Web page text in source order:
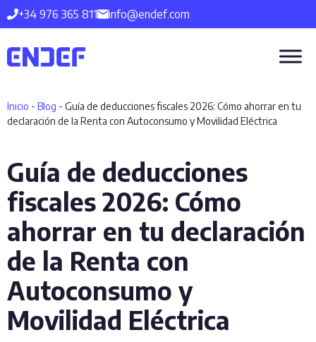
Saltar
al
contenido
+34 976 365 811 info@endef.com
Inicio - Blog - Guía de deducciones fiscales 2026: Cómo ahorrar en tu
declaración de la Renta con Autoconsumo y Movilidad Eléctrica
Guía de deducciones
fiscales 2026: Cómo
ahorrar en tu declaración
de la Renta con
Autoconsumo y
Movilidad Eléctrica